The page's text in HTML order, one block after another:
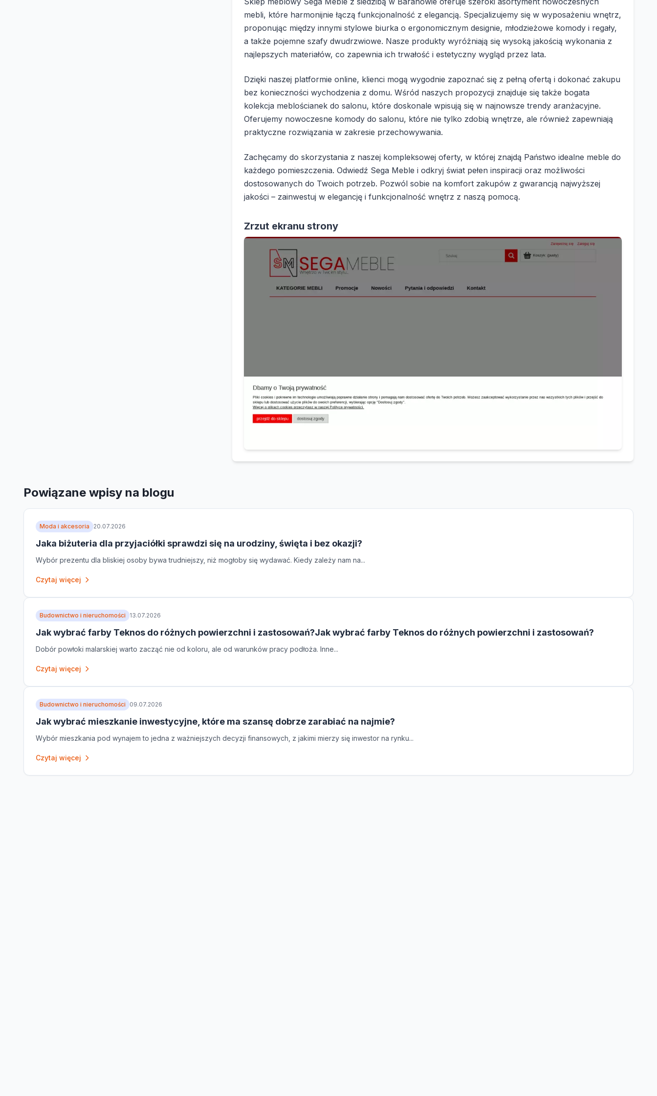
mebli, które harmonijnie łączą funkcjonalność z elegancją. Specjalizujemy się w wyposażeniu wnętrz,
proponując między innymi stylowe biurka o ergonomicznym designie, młodzieżowe komody i regały,
a także pojemne szafy dwudrzwiowe. Nasze produkty wyróżniają się wysoką jakością wykonania z
najlepszych materiałów, co zapewnia ich trwałość i estetyczny wygląd przez lata.
Dzięki naszej platformie online, klienci mogą wygodnie zapoznać się z pełną ofertą i dokonać zakupu
bez konieczności wychodzenia z domu. Wśród naszych propozycji znajduje się także bogata
kolekcja meblościanek do salonu, które doskonale wpisują się w najnowsze trendy aranżacyjne.
Oferujemy nowoczesne komody do salonu, które nie tylko zdobią wnętrze, ale również zapewniają
praktyczne rozwiązania w zakresie przechowywania.
Zachęcamy do skorzystania z naszej kompleksowej oferty, w której znajdą Państwo idealne meble do
każdego pomieszczenia. Odwiedź Sega Meble i odkryj świat pełen inspiracji oraz możliwości
dostosowanych do Twoich potrzeb. Pozwól sobie na komfort zakupów z gwarancją najwyższej
jakości – zainwestuj w elegancję i funkcjonalność wnętrz z naszą pomocą.
Zrzut ekranu strony
Powiązane wpisy na blogu
Moda i akcesoria 20.07.2026
Jaka biżuteria dla przyjaciółki sprawdzi się na urodziny, święta i bez okazji?
Wybór prezentu dla bliskiej osoby bywa trudniejszy, niż mogłoby się wydawać. Kiedy zależy nam na...
Czytaj więcej
Budownictwo i nieruchomości 13.07.2026
Jak wybrać farby Teknos do różnych powierzchni i zastosowań?Jak wybrać farby Teknos do różnych powierzchni i zastosowań?
Dobór powłoki malarskiej warto zacząć nie od koloru, ale od warunków pracy podłoża. Inne...
Czytaj więcej
Budownictwo i nieruchomości 09.07.2026
Jak wybrać mieszkanie inwestycyjne, które ma szansę dobrze zarabiać na najmie?
Wybór mieszkania pod wynajem to jedna z ważniejszych decyzji finansowych, z jakimi mierzy się inwestor na rynku...
Czytaj więcej